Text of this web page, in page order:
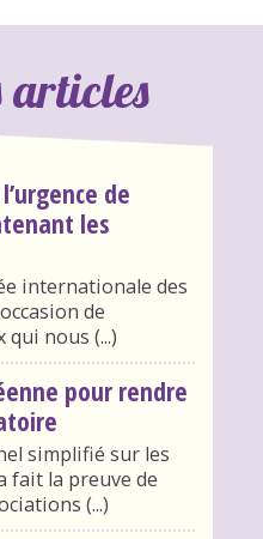
articles
de
les
internationale des
de
qui nous (...)
pour rendre
simplifié sur les
fait la preuve de
(...)